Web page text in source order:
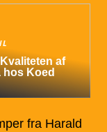
af
hos Koed
fra Harald